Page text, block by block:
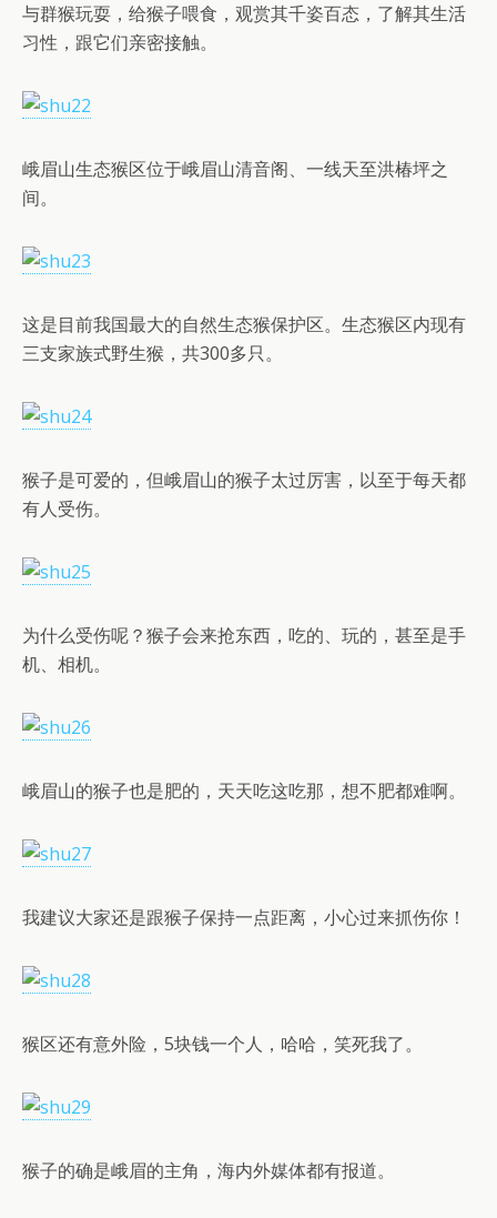
与群猴玩耍，给猴子喂食，观赏其千姿百态，了解其生活
习性，跟它们亲密接触。
峨眉山生态猴区位于峨眉山清音阁、一线天至洪椿坪之
间。
这是目前我国最大的自然生态猴保护区。生态猴区内现有
三支家族式野生猴，共300多只。
猴子是可爱的，但峨眉山的猴子太过厉害，以至于每天都
有人受伤。
为什么受伤呢？猴子会来抢东西，吃的、玩的，甚至是手
机、相机。
峨眉山的猴子也是肥的，天天吃这吃那，想不肥都难啊。
我建议大家还是跟猴子保持一点距离，小心过来抓伤你！
猴区还有意外险，5块钱一个人，哈哈，笑死我了。
猴子的确是峨眉的主角，海内外媒体都有报道。